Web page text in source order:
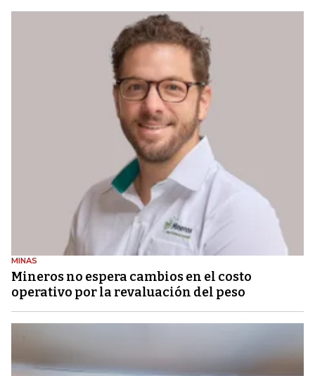
MINAS
Mineros no espera cambios en el costo
operativo por la revaluación del peso